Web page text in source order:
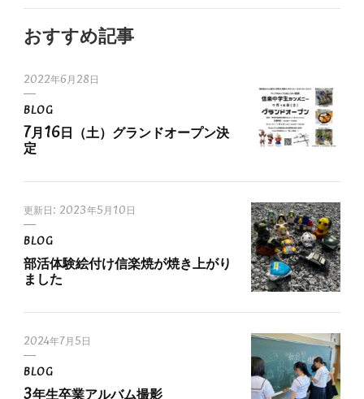
おすすめ記事
2022年6月28日
BLOG
7月16日（土）グランドオープン決
定
更新日: 2023年5月10日
BLOG
部活体験絵付け信楽焼が焼き上がり
ました
2024年7月5日
BLOG
3年生卒業アルバム撮影